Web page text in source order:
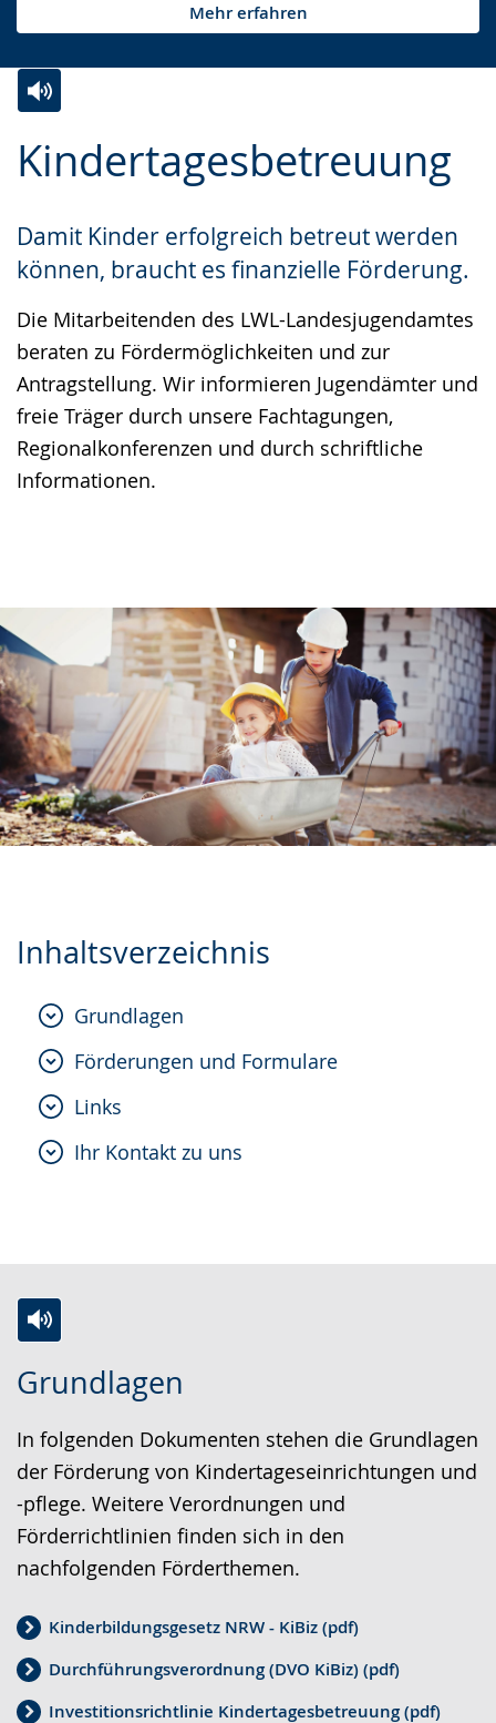
Mehr erfahren
Kindertagesbetreuung
Damit Kinder erfolgreich betreut werden
können, braucht es finanzielle Förderung.
Die Mitarbeitenden des LWL-Landesjugendamtes
beraten zu Fördermöglichkeiten und zur
Antragstellung. Wir informieren Jugendämter und
freie Träger durch unsere Fachtagungen,
Regionalkonferenzen und durch schriftliche
Informationen.
Leichten
wechseln.
Audio-
Video
Deutscher
Gebärdensprache
angezeigt.
Inhaltsverzeichnis
Grundlagen
Förderungen und Formulare
Links
Ihr Kontakt zu uns
Grundlagen
In folgenden Dokumenten stehen die Grundlagen
der Förderung von Kindertageseinrichtungen und
-pflege. Weitere Verordnungen und
Förderrichtlinien finden sich in den
nachfolgenden Förderthemen.
Kinderbildungsgesetz NRW - KiBiz (pdf)
Durchführungsverordnung (DVO KiBiz) (pdf)
Investitionsrichtlinie Kindertagesbetreuung (pdf)
u
L
e
c
h
t
e
n
S
k
i
v
e
r
e
A
u
d
i
V
i
d
e
o
i
n
D
e